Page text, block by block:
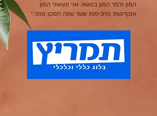
המון ולמד המון בנושא. אני מצאתי המון
אנקדוטות מחכימות שעד עתה חמקו ממני.״